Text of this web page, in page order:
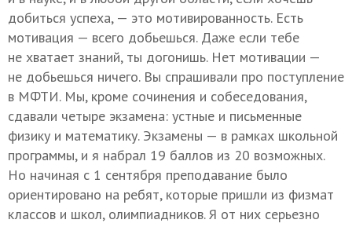
добиться успеха, — это мотивированность. Есть
мотивация — всего добьешься. Даже если тебе
не хватает знаний, ты догонишь. Нет мотивации —
не добьешься ничего. Вы спрашивали про поступление
в МФТИ. Мы, кроме сочинения и собеседования,
сдавали четыре экзамена: устные и письменные
физику и математику. Экзамены — в рамках школьной
программы, и я набрал 19 баллов из 20 возможных.
Но начиная с 1 сентября преподавание было
ориентировано на ребят, которые пришли из физмат
классов и школ, олимпиадников. Я от них серьезно